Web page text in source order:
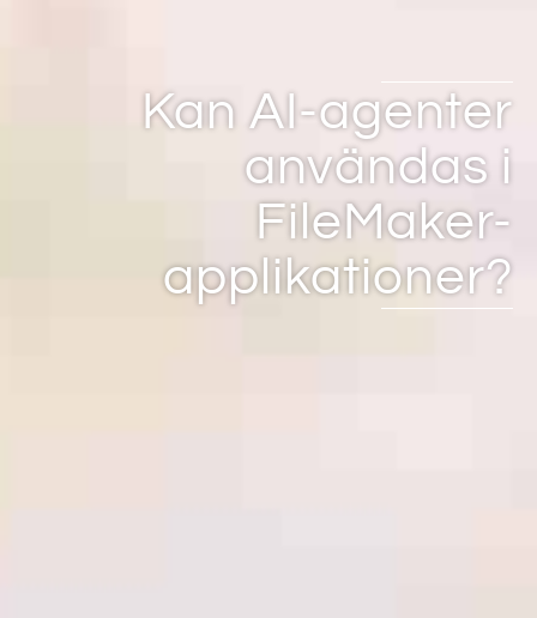
Kan AI-agenter
användas i
FileMaker-
applikationer?